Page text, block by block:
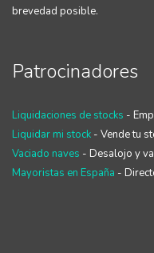
brevedad posible.
Patrocinadores
Liquidaciones de stocks -
Liquidar mi stock - Vende tu
Vaciado naves - Desalojo y
Mayoristas en España -